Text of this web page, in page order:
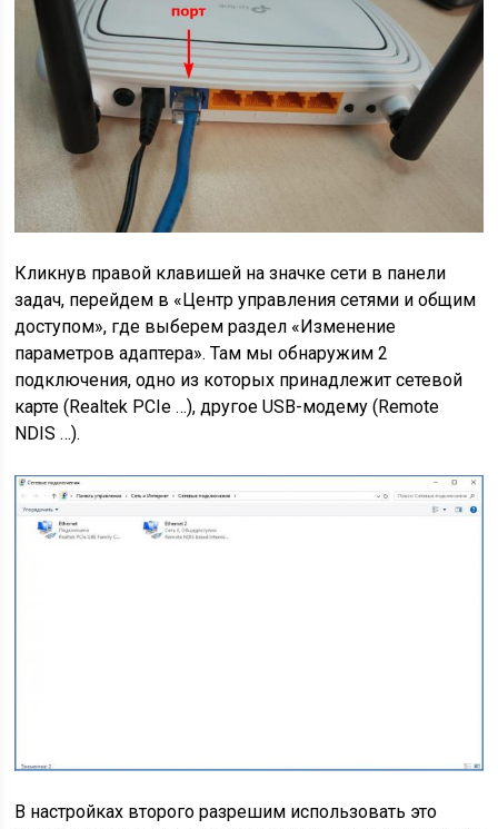
Кликнув правой клавишей на значке сети в панели
задач, перейдем в «Центр управления сетями и общим
доступом», где выберем раздел «Изменение
параметров адаптера». Там мы обнаружим 2
подключения, одно из которых принадлежит сетевой
карте (Realtek PCIe …), другое USB-модему (Remote
NDIS …).
В настройках второго разрешим использовать это